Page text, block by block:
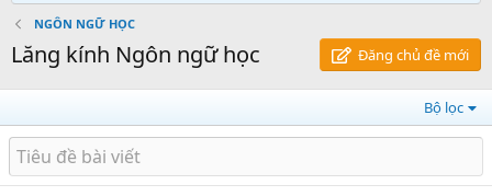
NGÔN NGỮ HỌC
Lăng kính Ngôn ngữ học Đăng chủ đề mới
Bộ lọc